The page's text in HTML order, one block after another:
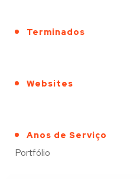
Terminados
Websites
Anos de Serviço
Portfólio